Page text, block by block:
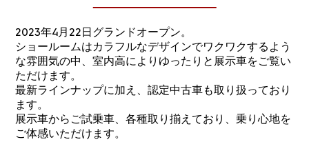
2023年4月22日グランドオープン。
ショールームはカラフルなデザインでワクワクするよう
な雰囲気の中、室内高によりゆったりと展示車をご覧い
ただけます。
最新ラインナップに加え、認定中古車も取り扱っており
ます。
展示車からご試乗車、各種取り揃えており、乗り心地を
ご体感いただけます。